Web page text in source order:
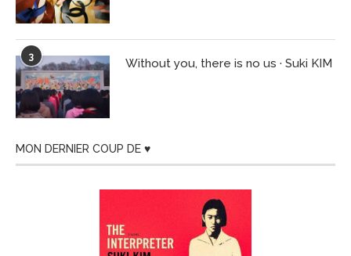
3 Without you, there is no us · Suki KIM
MON DERNIER COUP DE ♥